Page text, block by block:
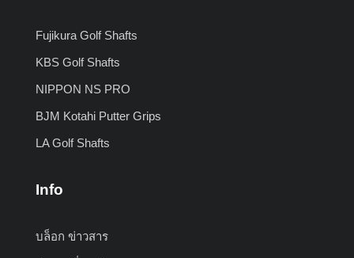
Fujikura Golf Shafts
KBS Golf Shafts
NIPPON NS PRO
BJM Kotahi Putter Grips
LA Golf Shafts
Info
บล็อก ข่าวสาร